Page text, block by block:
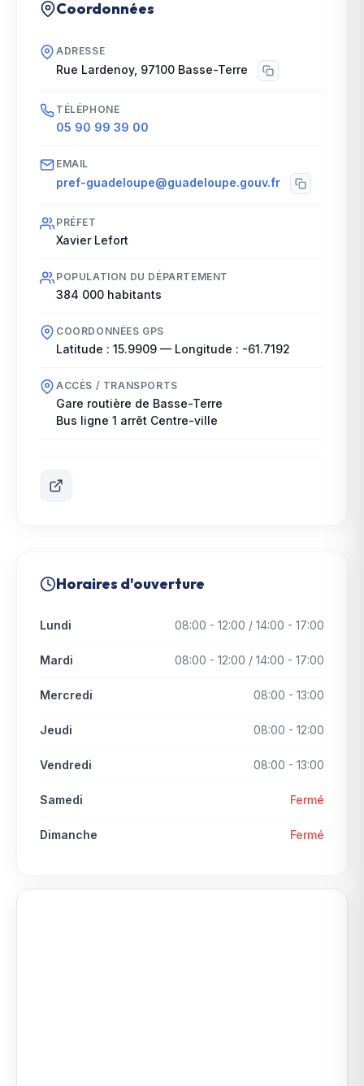
Coordonnées
ADRESSE
Rue Lardenoy, 97100 Basse-Terre
TÉLÉPHONE
05 90 99 39 00
EMAIL
pref-guadeloupe@guadeloupe.gouv.fr
PRÉFET
Xavier Lefort
POPULATION DU DÉPARTEMENT
384 000 habitants
COORDONNÉES GPS
Latitude : 15.9909 — Longitude : -61.7192
ACCÈS / TRANSPORTS
Gare routière de Basse-Terre
Bus ligne 1 arrêt Centre-ville
Horaires d'ouverture
Lundi 08:00 - 12:00 / 14:00 - 17:00
Mardi 08:00 - 12:00 / 14:00 - 17:00
Mercredi 08:00 - 13:00
Jeudi 08:00 - 12:00
Vendredi 08:00 - 13:00
Samedi Fermé
Dimanche Fermé